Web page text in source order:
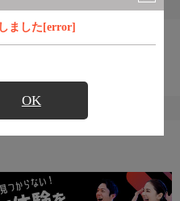
ました[error]
OK